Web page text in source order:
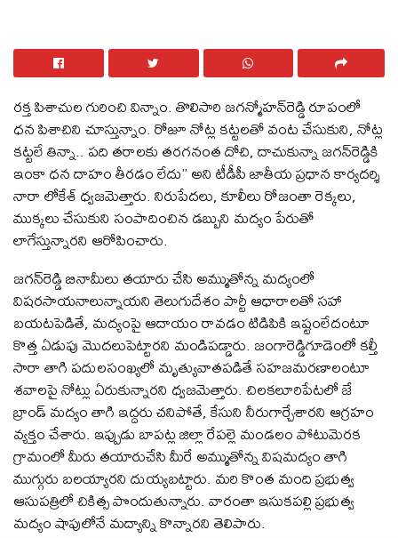
రక్త పిశాచుల గురించి విన్నాం. తొలిసారి జగన్మోహన్‌రెడ్డి రూపంలో
ధన పిశాచిని చూస్తున్నాం. రోజూ నోట్ల కట్టలతో వంట చేసుకుని, నోట్ల
కట్టలే తిన్నా.. పది తరాలకు తరగనంత దోచి, దాచుకున్నా జగన్‌రెడ్డికి
ఇంకా ధన దాహం తీరడం లేదు’’ అని టీడీపీ జాతీయ ప్రధాన కార్యదర్శి
నారా లోకేశ్‌ ధ్వజమెత్తారు. నిరుపేదలు, కూలీలు రోజంతా రెక్కలు,
ముక్కలు చేసుకుని సంపాదించిన డబ్బుని మద్యం పేరుతో
లాగేస్తున్నారని ఆరోపించారు.
జ‌గ‌న్‌రెడ్డి బినామీలు త‌యారు చేసి అమ్ముతోన్న మ‌ద్యంలో
విష‌ర‌సాయ‌నాలున్నాయ‌ని తెలుగుదేశం పార్టీ ఆధారాల‌తో స‌హా
బ‌య‌ట‌పెడితే, మ‌ద్యంపై ఆదాయం రావ‌డం టిడిపికి ఇష్టంలేదంటూ
కొత్త ఏడుపు మొద‌లుపెట్టారని మండిపడ్డారు. జంగారెడ్డిగూడెంలో కల్తీ
సారా తాగి ప‌దులసంఖ్య‌లో మృత్యువాత‌ప‌డితే స‌హ‌జ‌మ‌ర‌ణాలంటూ
శ‌వాల‌పై నోట్లు ఏరుకున్నారని ధ్వజమెత్తారు. చిల‌క‌లూరిపేటలో జే
బ్రాండ్ మ‌ద్యం తాగి ఇద్ద‌రు చ‌నిపోతే, కేసుని నీరుగార్చేశారని ఆగ్రహం
వ్యక్తం చేశారు. ఇప్పుడు బాప‌ట్ల‌ జిల్లా రేపల్లె మండలం పోటుమెరక
గ్రామంలో మీరు త‌యారుచేసి మీరే అమ్ముతోన్న విష‌మ‌ద్యం తాగి
ముగ్గురు బ‌ల‌య్యారని దుయ్యబట్టారు. మరి కొంత మంది ప్రభుత్వ
ఆసుపత్రిలో చికిత్స పొందుతున్నారు. వారంతా ఇసుకపల్లి ప్రభుత్వ
మద్యం షాపులోనే మద్యాన్ని కొన్నారని తెలిపారు.